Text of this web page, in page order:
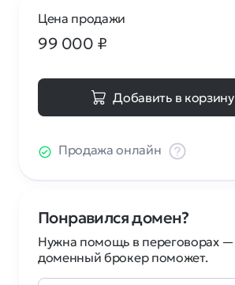
Цена продажи
99 000 ₽
Добавить в корзину
Продажа онлайн
Понравился домен?
Нужна помощь в переговорах —
доменный брокер поможет.